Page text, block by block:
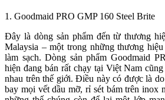
1. Goodmaid PRO GMP 160 Steel Brite
Đây là dòng sản phẩm đến từ thương
Malaysia – một trong những thương
làm sạch. Dòng sản phẩm Goodmaid
hiện đang bán rất chạy tại Việt Nam
nhau trên thế giới. Điều này có được là
bay mọi vết dầu mỡ, rỉ sét bám trên inox